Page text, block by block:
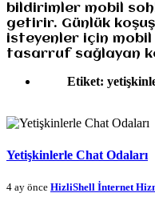
bildirimler mobil
getirir. Günlük
isteyenler için
tasarruf sağlayan
Etiket:
Yetişkinlerle Chat Odaları
4 ay önce HizliShell İnternet